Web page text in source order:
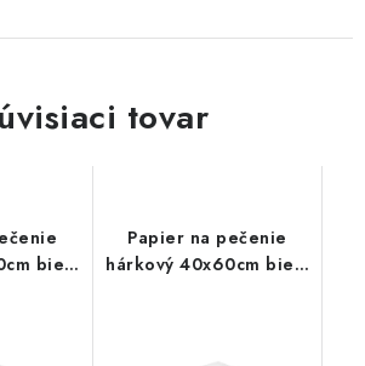
tovar
biely
Papier na pečenie
hárkový 40x60cm biely